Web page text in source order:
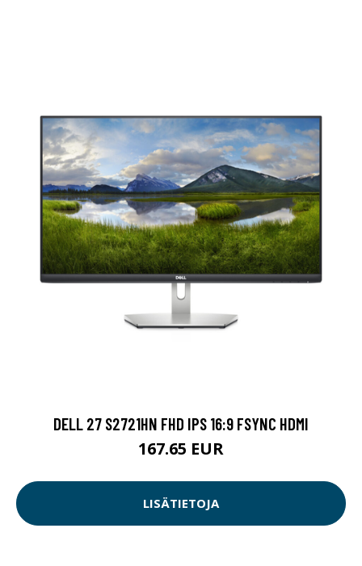
DELL 27 S2721HN FHD IPS 16:9 FSYNC HDMI
167.65 EUR
LISÄTIETOJA